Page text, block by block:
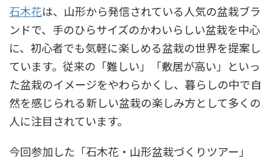
石木花は、山形から発信されている人気の盆栽ブラ
ンドで、手のひらサイズのかわいらしい盆栽を中心
に、初心者でも気軽に楽しめる盆栽の世界を提案し
ています。従来の「難しい」「敷居が高い」といっ
た盆栽のイメージをやわらかくし、暮らしの中で自
然を感じられる新しい盆栽の楽しみ方として多くの
人に注目されています。
今回参加した「石木花・山形盆栽づくりツアー」